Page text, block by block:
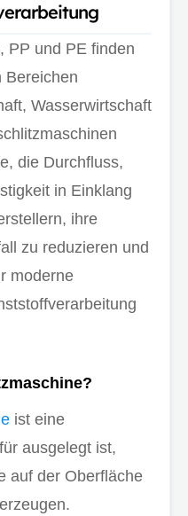
PP und PE finden
Bereichen
Wasserwirtschaft
die Durchfluss,
in Einklang
ihre
zu reduzieren und
moderne
ist eine
ausgelegt ist,
auf der Oberfläche